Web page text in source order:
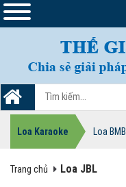
Loa Karaoke Loa BMB
Trang chủ Loa JBL